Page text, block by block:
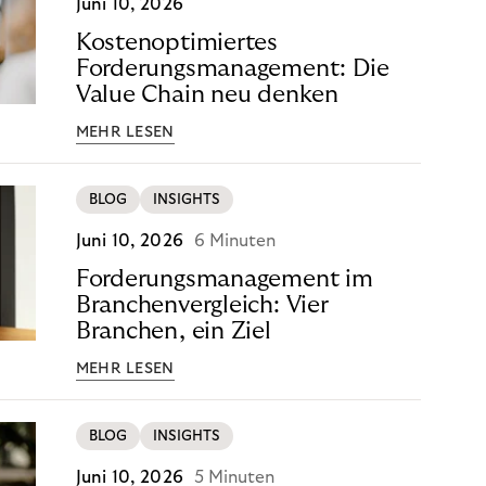
Juni 10, 2026
Kostenoptimiertes
Forderungsmanagement: Die
Value Chain neu denken
MEHR LESEN
BLOG INSIGHTS
Juni 10, 2026 6 Minuten
Forderungsmanagement im
Branchenvergleich: Vier
Branchen, ein Ziel
MEHR LESEN
BLOG INSIGHTS
Juni 10, 2026 5 Minuten